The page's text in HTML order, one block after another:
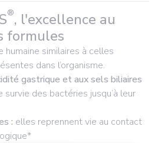
®, l'excellence au
formules
humaine similaires à celles
dans l’organisme.
gastrique et aux sels biliaires
survie des bactéries jusqu’à leur
: elles reprennent vie au contact